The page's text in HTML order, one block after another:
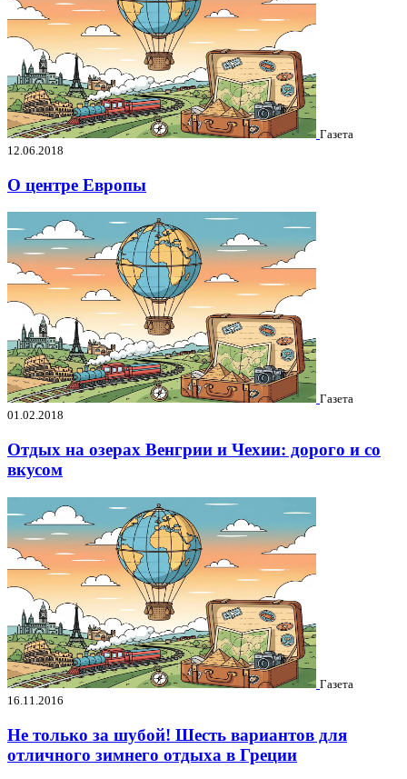
Газета
12.06.2018
О центре Европы
Газета
01.02.2018
Отдых на озерах Венгрии и Чехии: дорого и со
вкусом
Газета
16.11.2016
Не только за шубой! Шесть вариантов для
отличного зимнего отдыха в Греции